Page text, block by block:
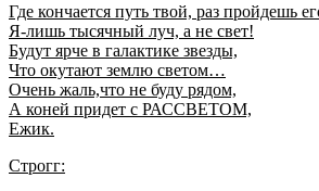
Где кончается путь твой, раз пройдешь
Я-лишь тысячный луч, а не свет!
Будут ярче в галактике звезды,
Что окутают землю светом…
Очень жаль,что не буду рядом,
А коней придет с РАССВЕТОМ,
Ежик.
Строгг: